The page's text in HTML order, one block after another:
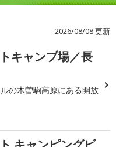
2026/08/08 更新
キャンプ場／長
の木曽駒高原にある開放